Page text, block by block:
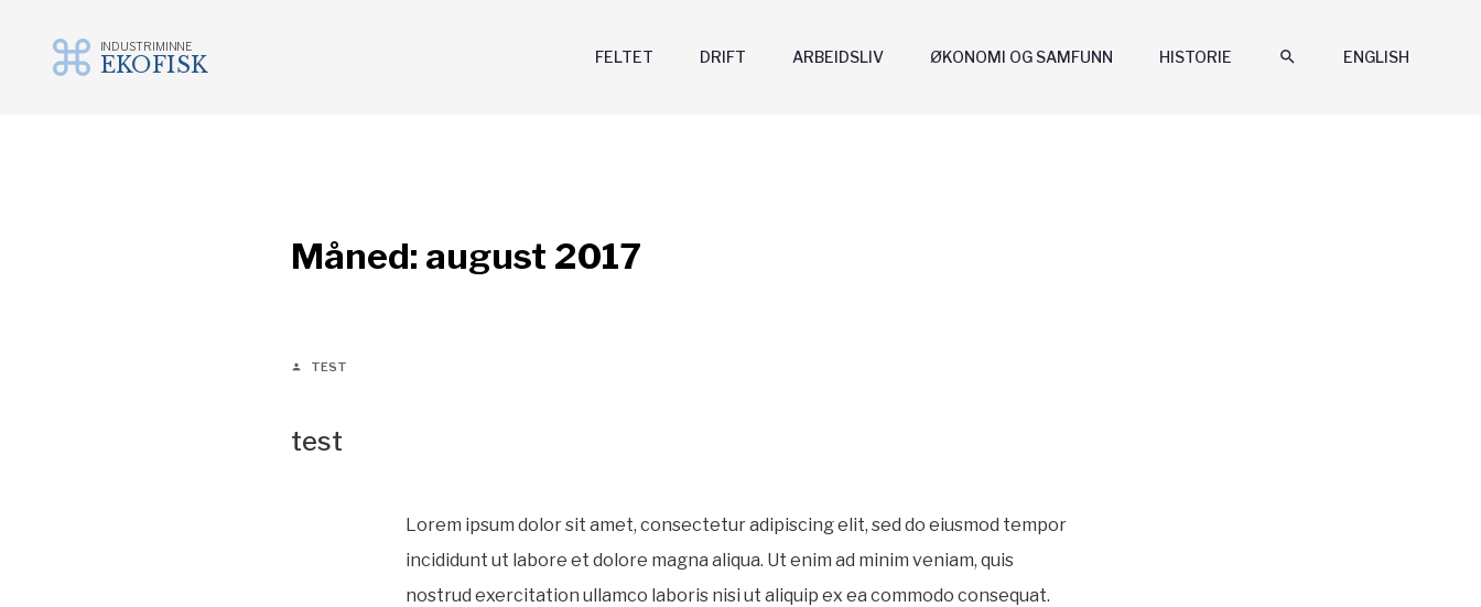
INDUSTRIMINNE
EKOFISK ENGLISH
search
HISTORIE
ØKONOMI OG SAMFUNN
ARBEIDSLIV
DRIFT
FELTET
Måned: august 2017
person TEST
test
Lorem ipsum dolor sit amet, consectetur adipiscing elit, sed do eiusmod tempor
incididunt ut labore et dolore magna aliqua. Ut enim ad minim veniam, quis
nostrud exercitation ullamco laboris nisi ut aliquip ex ea commodo consequat.